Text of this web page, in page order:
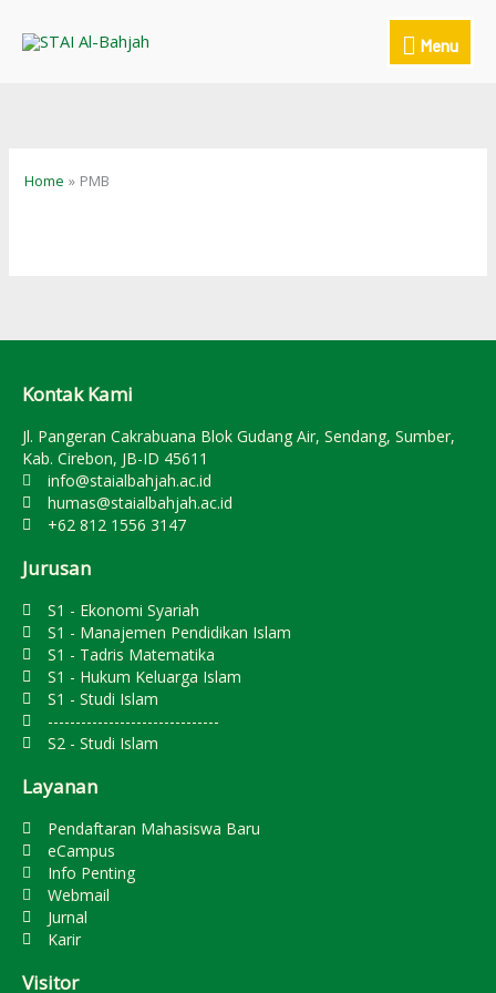
content
Menu
Menu
Home PMB
Kontak Kami
Jl. Pangeran Cakrabuana Blok Gudang Air, Sendang, Sumber,
Kab. Cirebon, JB-ID 45611
info@staialbahjah.ac.id
humas@staialbahjah.ac.id
+62 812 1556 3147
Jurusan
S1 - Ekonomi Syariah
S1 - Manajemen Pendidikan Islam
S1 - Tadris Matematika
S1 - Hukum Keluarga Islam
S1 - Studi Islam
-------------------------------
S2 - Studi Islam
Layanan
Pendaftaran Mahasiswa Baru
eCampus
Info Penting
Webmail
Jurnal
Karir
Visitor